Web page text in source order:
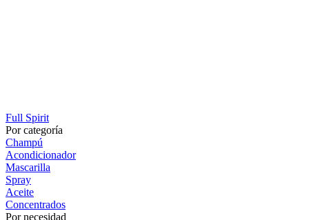
Full Spirit
Por categoría
Champú
Acondicionador
Mascarilla
Spray
Aceite
Concentrados
Por necesidad